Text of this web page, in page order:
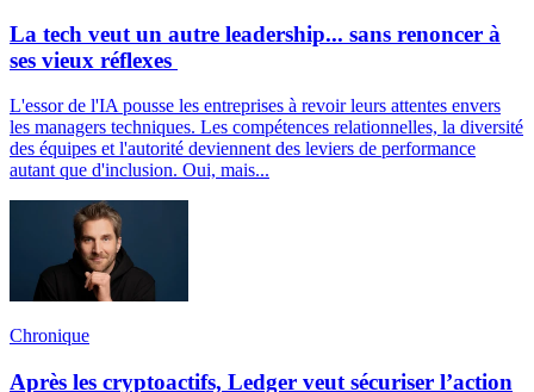
La tech veut un autre leadership... sans renoncer à
ses vieux réflexes
L'essor de l'IA pousse les entreprises à revoir leurs attentes envers
les managers techniques. Les compétences relationnelles, la diversité
des équipes et l'autorité deviennent des leviers de performance
autant que d'inclusion. Oui, mais...
Chronique
Après les cryptoactifs, Ledger veut sécuriser l’action